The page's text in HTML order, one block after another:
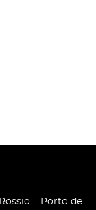
– Porto de